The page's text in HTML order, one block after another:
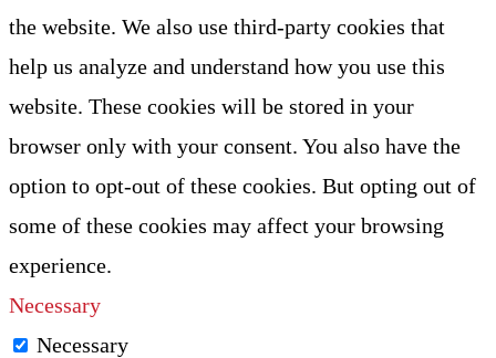
the website. We also use third-party cookies that
help us analyze and understand how you use this
website. These cookies will be stored in your
browser only with your consent. You also have the
option to opt-out of these cookies. But opting out of
some of these cookies may affect your browsing
experience.
Necessary
Necessary